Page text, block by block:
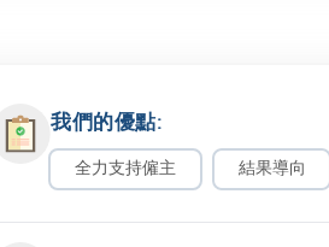
我們的優點:
全力支持僱主 結果導向